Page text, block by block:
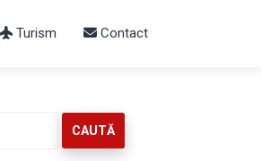
Turism Contact